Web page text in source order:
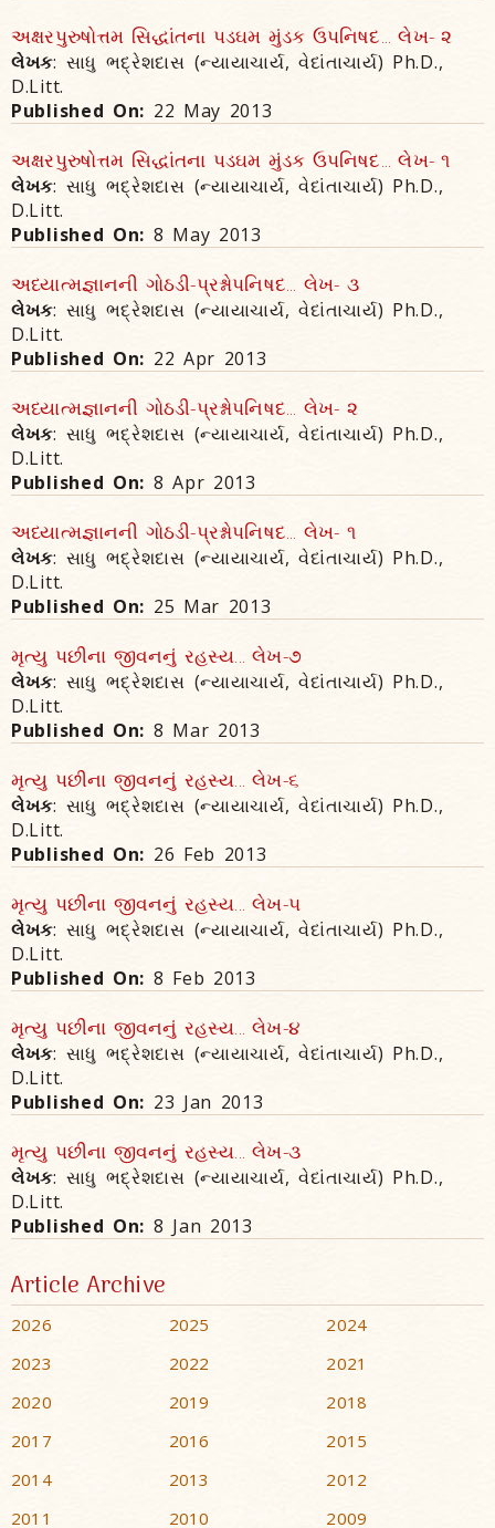
અક્ષરપુરુષોત્તમ સિદ્ધાંતના પડઘમ મુંડક ઉપનિષદ... લેખ- ૨
લેખક: સાધુ ભદ્રેશદાસ (ન્યાયાચાર્ય, વેદાંતાચાર્ય) Ph.D.,
D.Litt.
Published On: 22 May 2013
અક્ષરપુરુષોત્તમ સિદ્ધાંતના પડઘમ મુંડક ઉપનિષદ... લેખ- ૧
લેખક: સાધુ ભદ્રેશદાસ (ન્યાયાચાર્ય, વેદાંતાચાર્ય) Ph.D.,
D.Litt.
Published On: 8 May 2013
અધ્યાત્મજ્ઞાનની ગોઠડી-પ્રશ્નોપનિષદ... લેખ- ૩
લેખક: સાધુ ભદ્રેશદાસ (ન્યાયાચાર્ય, વેદાંતાચાર્ય) Ph.D.,
D.Litt.
Published On: 22 Apr 2013
અધ્યાત્મજ્ઞાનની ગોઠડી-પ્રશ્નોપનિષદ... લેખ- ૨
લેખક: સાધુ ભદ્રેશદાસ (ન્યાયાચાર્ય, વેદાંતાચાર્ય) Ph.D.,
D.Litt.
Published On: 8 Apr 2013
અધ્યાત્મજ્ઞાનની ગોઠડી-પ્રશ્નોપનિષદ... લેખ- ૧
લેખક: સાધુ ભદ્રેશદાસ (ન્યાયાચાર્ય, વેદાંતાચાર્ય) Ph.D.,
D.Litt.
Published On: 25 Mar 2013
મૃત્યુ પછીના જીવનનું રહસ્ય... લેખ-૭
લેખક: સાધુ ભદ્રેશદાસ (ન્યાયાચાર્ય, વેદાંતાચાર્ય) Ph.D.,
D.Litt.
Published On: 8 Mar 2013
મૃત્યુ પછીના જીવનનું રહસ્ય... લેખ-૬
લેખક: સાધુ ભદ્રેશદાસ (ન્યાયાચાર્ય, વેદાંતાચાર્ય) Ph.D.,
D.Litt.
Published On: 26 Feb 2013
મૃત્યુ પછીના જીવનનું રહસ્ય... લેખ-૫
લેખક: સાધુ ભદ્રેશદાસ (ન્યાયાચાર્ય, વેદાંતાચાર્ય) Ph.D.,
D.Litt.
Published On: 8 Feb 2013
મૃત્યુ પછીના જીવનનું રહસ્ય... લેખ-૪
લેખક: સાધુ ભદ્રેશદાસ (ન્યાયાચાર્ય, વેદાંતાચાર્ય) Ph.D.,
D.Litt.
Published On: 23 Jan 2013
મૃત્યુ પછીના જીવનનું રહસ્ય... લેખ-૩
લેખક: સાધુ ભદ્રેશદાસ (ન્યાયાચાર્ય, વેદાંતાચાર્ય) Ph.D.,
D.Litt.
Published On: 8 Jan 2013
Article Archive
2026 2025
2024
2023
2022
2021
2020
2019
2018
2017
2016
2015
2014
2013
2012
2011
2010 2009